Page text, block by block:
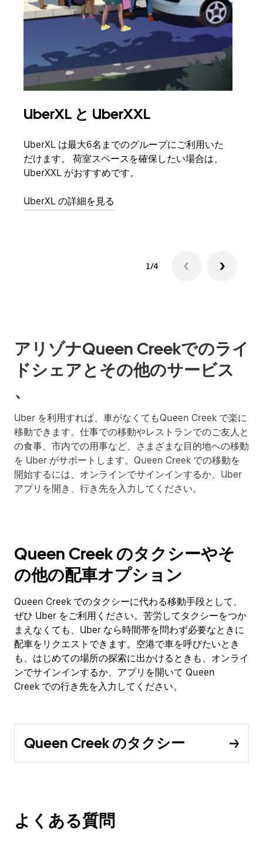
UberXL と UberXXL
UberXL は最大6名までのグループにご利用いた
だけます。 荷室スペースを確保したい場合は、
UberXXL がおすすめです。
UberXL の詳細を見る
1/4
アリゾナQueen Creekでのライ
ドシェアとその他のサービス
、
Uber を利用すれば、車がなくてもQueen Creek で楽に
移動できます。仕事での移動やレストランでのご友人と
の食事、市内での用事など、さまざまな目的地への移動
を Uber がサポートします。Queen Creek での移動を
開始するには、オンラインでサインインするか、Uber
アプリを開き、行き先を入力してください。
Queen Creek のタクシーやそ
の他の配車オプション
Queen Creek でのタクシーに代わる移動手段として、
ぜひ Uber をご利用ください。苦労してタクシーをつか
まえなくても、Uber なら時間帯を問わず必要なときに
配車をリクエストできます。空港で車を呼びたいとき
も、はじめての場所の探索に出かけるときも、オンライ
ンでサインインするか、アプリを開いて Queen
Creek での行き先を入力してください。
Queen Creek のタクシー
よくある質問